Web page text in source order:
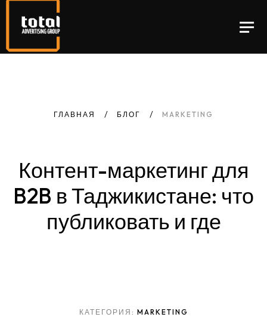
ГЛАВНАЯ БЛОГ MARKETING
Контент-маркетингдля
B2B в Таджикистане: что
публиковать и где
КАТЕГОРИЯ: MARKETING